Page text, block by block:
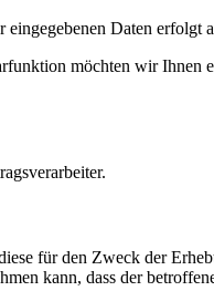
eingegebenen Daten
möchten wir Ihnen
für den Zweck der
kann, dass der